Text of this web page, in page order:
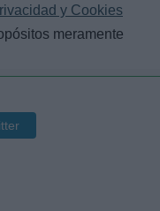
y Cookies
meramente